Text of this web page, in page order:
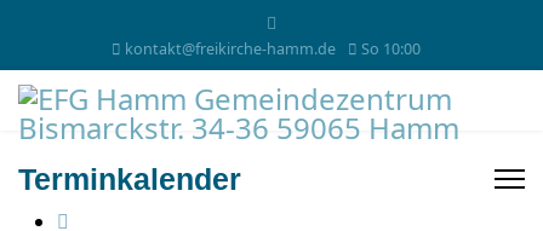
kontakt@freikirche-hamm.de So 10:00
Terminkalender